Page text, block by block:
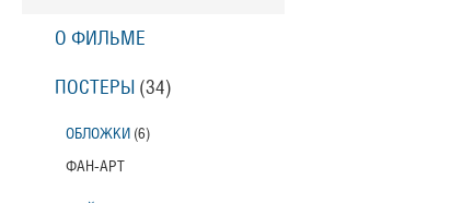
О ФИЛЬМЕ
ПОСТЕРЫ (34)
ОБЛОЖКИ (6)
ФАН-АРТ